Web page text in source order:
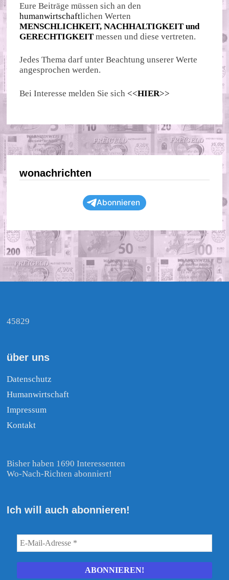
Eure Beiträge müssen sich an den
humanwirtschaftlichen Werten
MENSCHLICHKEIT, NACHHALTIGKEIT und
GERECHTIGKEIT messen und diese vertreten.
Jedes Thema darf unter Beachtung unserer Werte
angesprochen werden.
Bei Interesse melden Sie sich <<HIER>>
wonachrichten
Abonnieren
45829
über uns
Datenschutz
Humanwirtschaft
Impressum
Kontakt
Bisher haben 1690 Interessenten
Wo-Nach-Richten abonniert!
Ich will auch abonnieren!